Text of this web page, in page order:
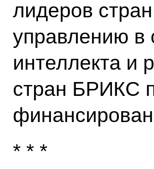
лидеров
управлению в
интеллекта и
стран БРИКС
* * *